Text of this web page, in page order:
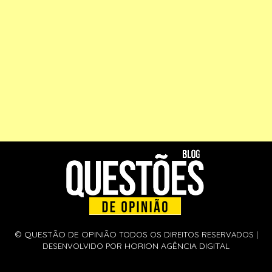
© QUESTÃO DE OPINIÃO TODOS OS DIREITOS RESERVADOS |
DESENVOLVIDO POR HORION AGÊNCIA DIGITAL